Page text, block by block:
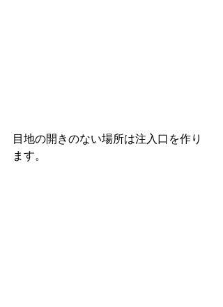
目地の開きのない場所は注入口を作り
ます。